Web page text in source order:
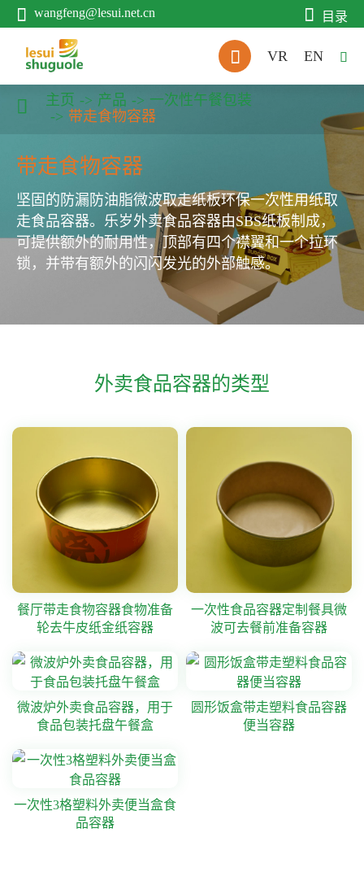
 wangfeng@lesui.net.cn  目录
 VR EN 
带走食物容器
坚固的防漏防油脂微波取走纸板环保一次性用纸取
走食品容器。乐岁外卖食品容器由SBS纸板制成，
可提供额外的耐用性，顶部有四个襟翼和一个拉环
锁，并带有额外的闪闪发光的外部触感。
 主页 产品
一次性午餐包装
带走食物容器
外卖食品容器的类型
餐厅带走食物容器食物准备
轮去牛皮纸金纸容器
一次性食品容器定制餐具微
波可去餐前准备容器
微波炉外卖食品容器，用于
食品包装托盘午餐盒
圆形饭盒带走塑料食品容器
便当容器
一次性3格塑料外卖便当盒食
品容器